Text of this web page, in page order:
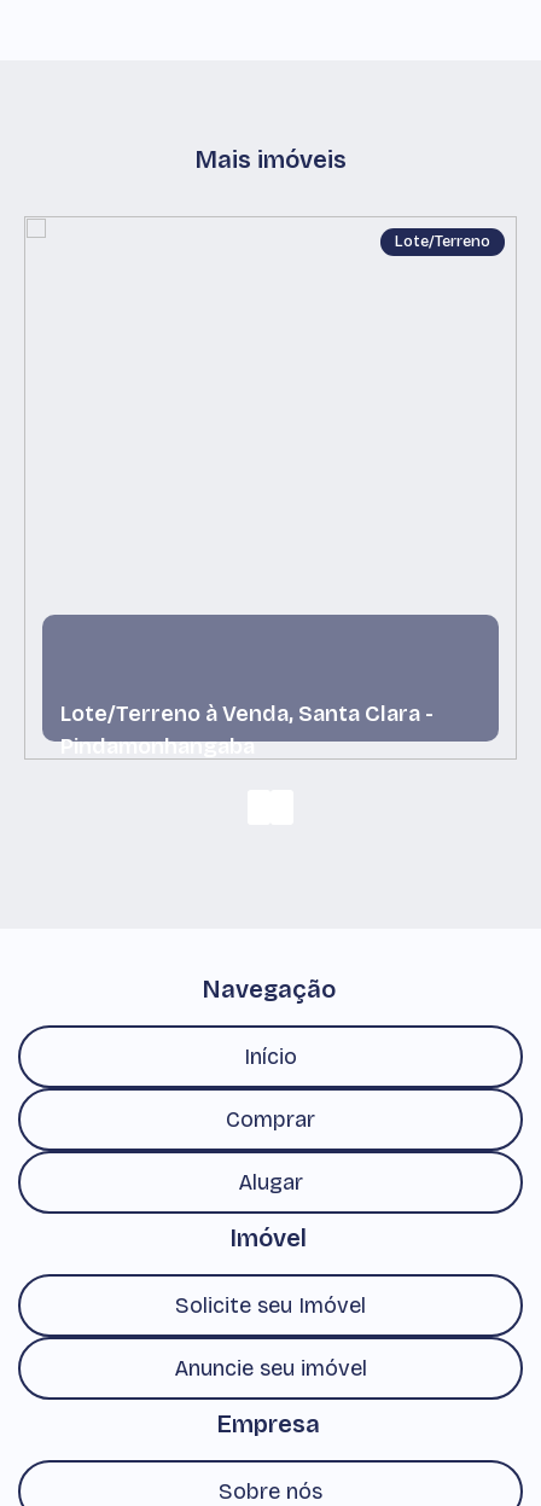
Mais imóveis
Lote/Terreno
Lote/Terreno à Venda, Santa Clara -
Pindamonhangaba
Navegação
Início
Comprar
Alugar
Imóvel
Solicite seu Imóvel
Anuncie seu imóvel
Empresa
Sobre nós